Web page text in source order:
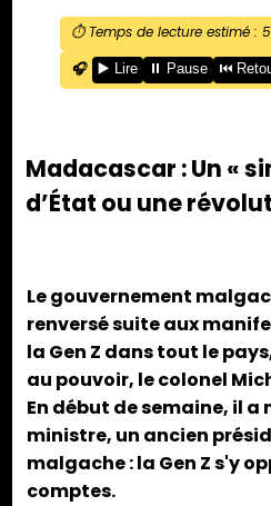
⏱️ Temps de lecture estimé : 5
🎧
▶️ Lire ⏸️ Pause ⏮️
Madacascar : Un «
d’État ou une
Le gouvernement
renversé suite aux
la Gen Z dans tout le
au pouvoir, le colonel
En début de semaine, il a
ministre, un ancien
malgache : la Gen Z s'y
comptes.